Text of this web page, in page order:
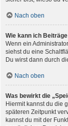
Nach oben
Wie kann ich
Wenn ein
siehst du eine
Du wirst dann durch
Nach oben
Was bewirkt die
Hiermit kannst du die
späteren Zeitpunkt
kannst du mit der